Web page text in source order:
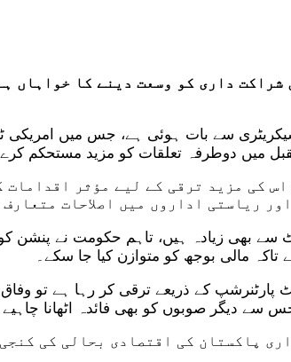
داری کو وسعت دینے کا خواہاں
سیکریٹری سے بات ہوئی ہے، جس میں
میں دوطرفہ تعلقات کو مزید مستحکم کرے
کی مزید ترقی کے لیے مؤثر اقدامات
ریاستی اداروں میں اصلاحات
بھی زیادہ ہیں، تاہم حکومت نے پنشن
پارٹنرشپ کے ذریعے ترقی کر رہا ہے تو
سے دیگر صوبوں کو بھی فائدہ اٹھانا
پاکستان کی اقتصادی بحالی کی